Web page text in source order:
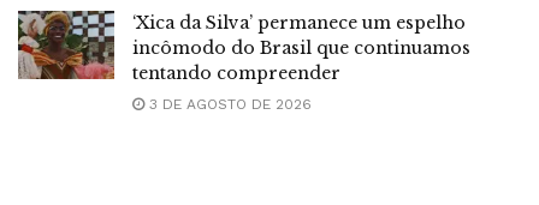
‘Xica da Silva’ permanece um espelho
incômodo do Brasil que continuamos
tentando compreender
3 DE AGOSTO DE 2026